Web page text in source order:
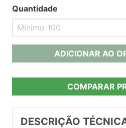
Quantidade
ADICIONAR AO
COMPARAR
DESCRIÇÃO